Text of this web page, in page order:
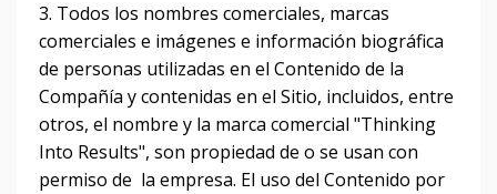
3. Todos los nombres comerciales, marcas
comerciales e imágenes e información biográfica
de personas utilizadas en el Contenido de la
Compañía y contenidas en el Sitio, incluidos, entre
otros, el nombre y la marca comercial "Thinking
Into Results", son propiedad de o se usan con
permiso de la empresa. El uso del Contenido por